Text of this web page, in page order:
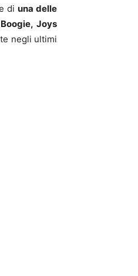
diuna delle
Joys
negli ultimi